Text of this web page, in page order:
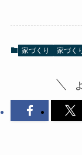
家づくり 家づく